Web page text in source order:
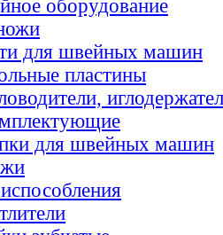
оборудование
для швейных машин
пластины
для швейных машин